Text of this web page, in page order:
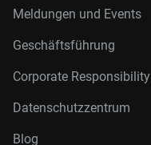
Meldungen und Events
Geschäftsführung
Corporate Responsibility
Datenschutzzentrum
Blog